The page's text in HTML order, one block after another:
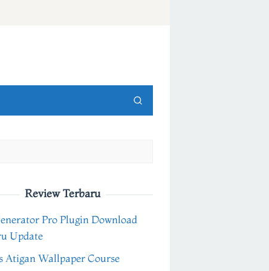
Review Terbaru
Pro Plugin Download
Update
Atigan Wallpaper Course